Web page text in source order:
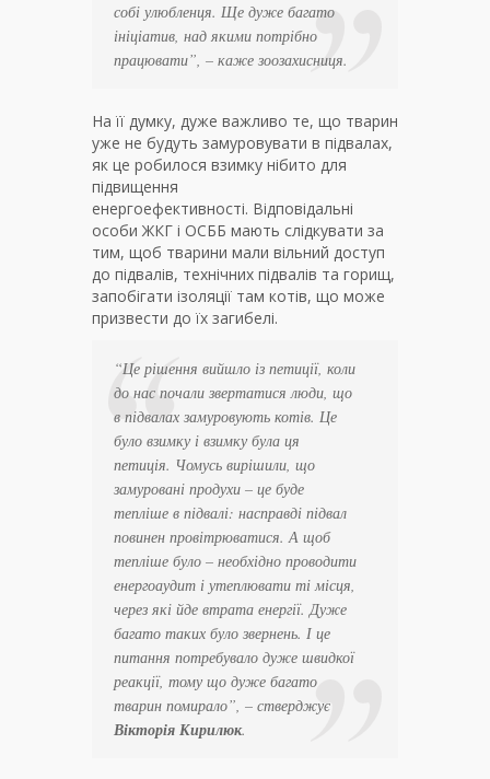
собі улюбленця. Ще дуже багато
ініціатив, над якими потрібно
працювати”, – каже зоозахисниця.
На її думку, дуже важливо те, що тварин
уже не будуть замуровувати в підвалах,
як це робилося взимку нібито для
підвищення
енергоефективності. Відповідальні
особи ЖКГ і ОСББ мають слідкувати за
тим, щоб тварини мали вільний доступ
до підвалів, технічних підвалів та горищ,
запобігати ізоляції там котів, що може
призвести до їх загибелі.
“Це рішення вийшло із петиції, коли
до нас почали звертатися люди, що
в підвалах замуровують котів. Це
було взимку і взимку була ця
петиція. Чомусь вирішили, що
замуровані продухи – це буде
тепліше в підвалі: насправді підвал
повинен провітрюватися. А щоб
тепліше було – необхідно проводити
енергоаудит і утеплювати ті місця,
через які йде втрата енергії. Дуже
багато таких було звернень. І це
питання потребувало дуже швидкої
реакції, тому що дуже багато
тварин помирало”, – стверджує
Вікторія Кирилюк.